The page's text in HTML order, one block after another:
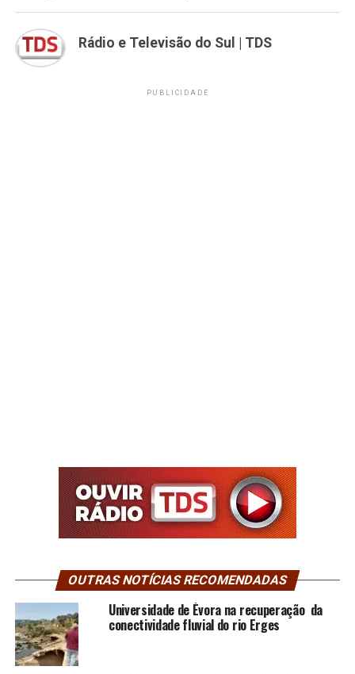
Rádio e Televisão do Sul | TDS
PUBLICIDADE
OUTRAS NOTÍCIAS RECOMENDADAS
Universidade de Évora na recuperação da
conectividade fluvial do rio Erges